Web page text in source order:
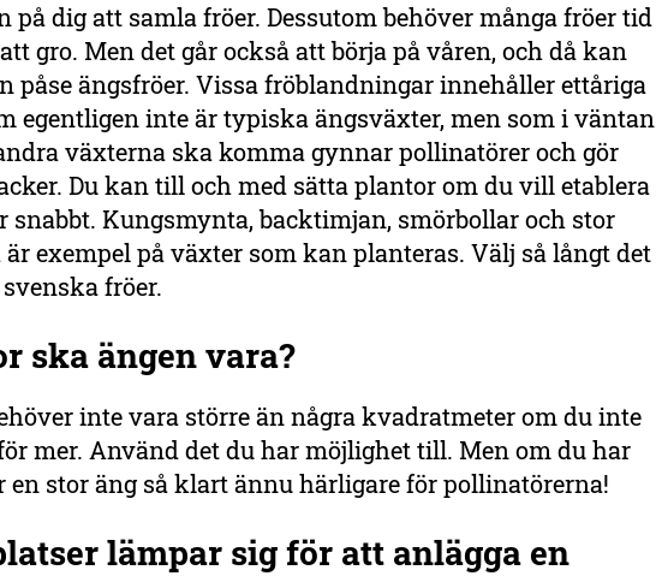
på dig att samla fröer. Dessutom behöver många fröer tid
gro. Men det går också att börja på våren, och då kan
påse ängsfröer. Vissa fröblandningar innehåller ettåriga
egentligen inte är typiska ängsväxter, men som i väntan
växterna ska komma gynnar pollinatörer och gör
Du kan till och med sätta plantor om du vill etablera
snabbt. Kungsmynta, backtimjan, smörbollar och stor
exempel på växter som kan planteras. Välj så långt det
fröer.
ska ängen vara?
inte vara större än några kvadratmeter om du inte
mer. Använd det du har möjlighet till. Men om du har
en stor äng så klart ännu härligare för pollinatörerna!
lämpar sig för att anlägga en